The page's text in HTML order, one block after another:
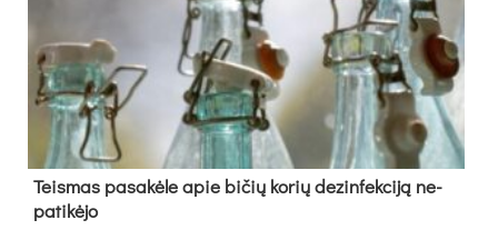
Teis­mas pa­sa­kė­le apie bi­čių ko­rių de­zin­fek­ci­ją ne­
pa­ti­kė­jo